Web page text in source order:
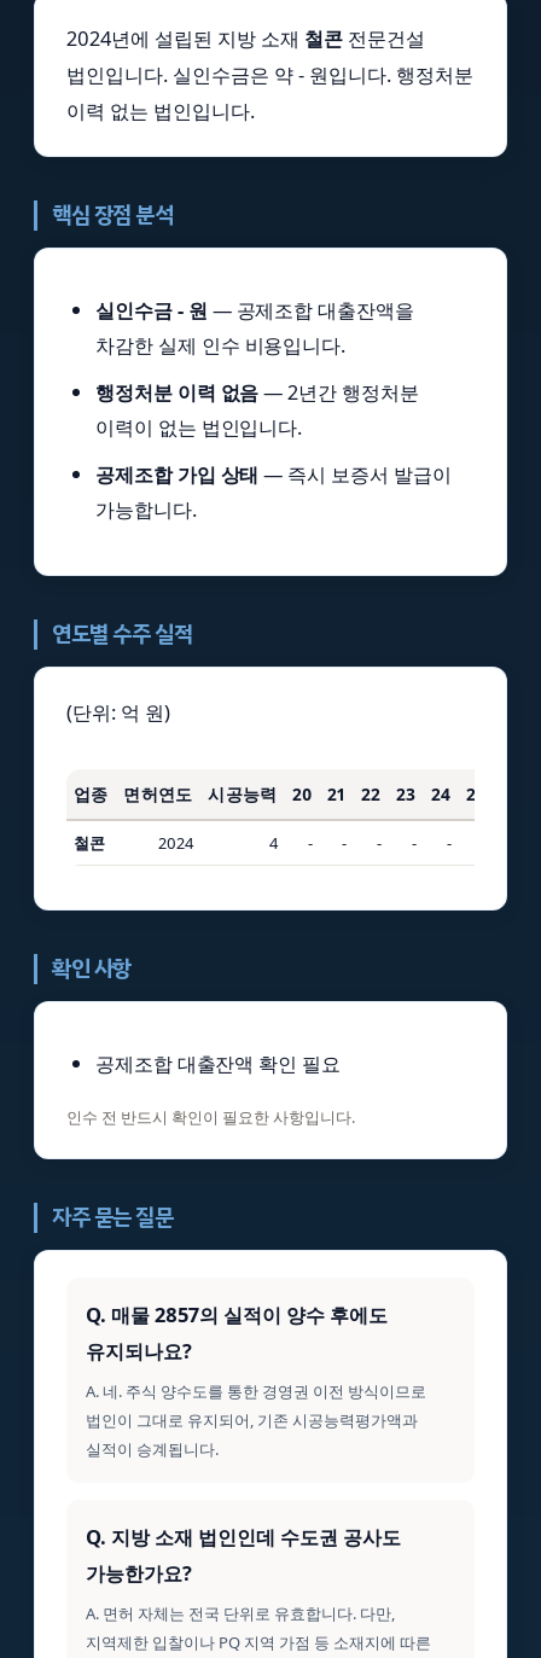
2024년에 설립된 지방 소재 철콘전문건설
법인입니다. 실인수금은 약 - 원입니다. 행정처분
이력 없는 법인입니다.
핵심 장점 분석
실인수금 - 원 — 공제조합 대출잔액을
차감한 실제 인수 비용입니다.
행정처분 이력 없음— 2년간 행정처분
이력이 없는 법인입니다.
공제조합 가입 상태 — 즉시 보증서 발급이
가능합니다.
연도별 수주 실적
(단위: 억 원)
업종 면허연도 시공능력 20 21 22 23 24 25
철콘 2024 4 - - - - -
확인 사항
공제조합 대출잔액 확인 필요
인수 전 반드시 확인이 필요한 사항입니다.
자주 묻는 질문
Q. 매물 2857의 실적이 양수 후에도
유지되나요?
A. 네. 주식 양수도를 통한 경영권 이전 방식이므로
법인이 그대로 유지되어, 기존 시공능력평가액과
실적이 승계됩니다.
Q. 지방 소재 법인인데 수도권 공사도
가능한가요?
A. 면허 자체는 전국 단위로 유효합니다. 다만,
지역제한 입찰이나 PQ 지역 가점 등 소재지에 따른